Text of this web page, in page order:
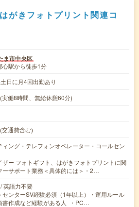
きフォトプリント関連コ
ま市中央区
心駅から徒歩1分
日に月4回出勤あり
働8時間、無給休憩60分)
通費含む)
ィング・テレフォンオペレーター・コールセン
ザー フォトギフト、はがきフォトプリントに関
ーサポート業務＜具体的には＞・2…
英語力不要
センターSV経験必須（1年以上）・運用ルール
書作成など経験がある人 ・PC…